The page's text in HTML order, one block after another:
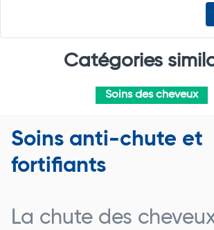
Catégories
Soins des cheveux
Soins anti-chute et
fortifiants
La chute des